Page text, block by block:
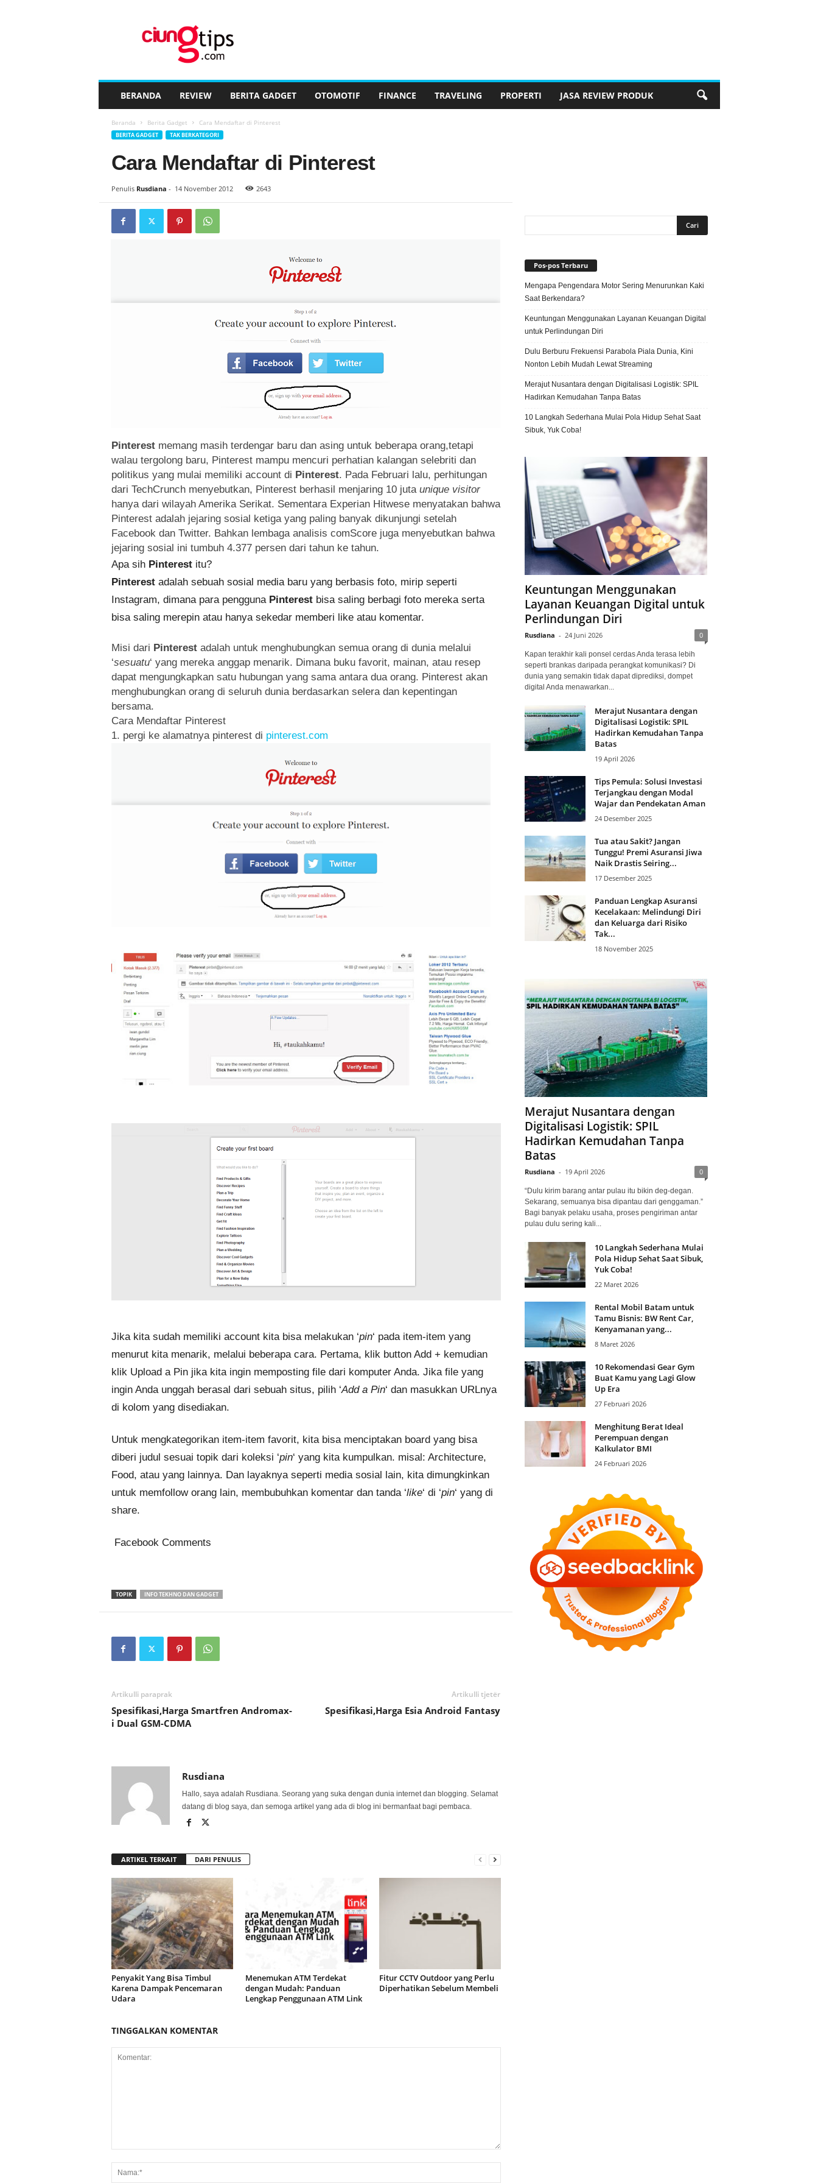
BERANDA REVIEW BERITA GADGET OTOMOTIF FINANCE TRAVELING PROPERTI JASA REVIEW PRODUK
Beranda Berita Gadget Cara Mendaftar di Pinterest
BERITA GADGET TAK BERKATEGORI
Cara Mendaftar di Pinterest
Penulis Rusdiana - 14 November 2012 2643
Pinterestmemang masih terdengar baru dan asing untuk beberapa orang,tetapi
walau tergolong baru, Pinterest mampu mencuri perhatian kalangan selebriti dan
politikus yang mulai memiliki account di Pinterest. Pada Februari lalu, perhitungan
dari TechCrunch menyebutkan, Pinterest berhasil menjaring 10 juta unique visitor
hanya dari wilayah Amerika Serikat. Sementara Experian Hitwese menyatakan bahwa
Pinterest adalah jejaring sosial ketiga yang paling banyak dikunjungi setelah
Facebook dan Twitter. Bahkan lembaga analisis comScore juga menyebutkan bahwa
jejaring sosial ini tumbuh 4.377 persen dari tahun ke tahun.
Apa sih Pinterestitu?
Pinterestadalah sebuah sosial media baru yang berbasis foto, mirip seperti
Instagram, dimana para pengguna Pinterestbisa saling berbagi foto mereka serta
bisa saling merepin atau hanya sekedar memberi like atau komentar.
Misi dari Pinterestadalah untuk menghubungkan semua orang di dunia melalui
‘sesuatu‘ yang mereka anggap menarik. Dimana buku favorit, mainan, atau resep
dapat mengungkapkan satu hubungan yang sama antara dua orang. Pinterest akan
menghubungkan orang di seluruh dunia berdasarkan selera dan kepentingan
bersama.
Cara Mendaftar Pinterest
1. pergi ke alamatnya pinterest di pinterest.com
Jika kita sudah memiliki account kita bisa melakukan ‘pin‘ pada item-item yang
menurut kita menarik, melalui beberapa cara. Pertama, klik button Add + kemudian
klik Upload a Pin jika kita ingin memposting file dari komputer Anda. Jika file yang
ingin Anda unggah berasal dari sebuah situs, pilih ‘Add a Pin‘ dan masukkan URLnya
di kolom yang disediakan.
Untuk mengkategorikan item-item favorit, kita bisa menciptakan board yang bisa
diberi judul sesuai topik dari koleksi ‘pin‘ yang kita kumpulkan. misal: Architecture,
Food, atau yang lainnya. Dan layaknya seperti media sosial lain, kita dimungkinkan
untuk memfollow orang lain, membubuhkan komentar dan tanda ‘like‘ di ‘pin‘ yang di
share.
Facebook Comments
TOPIK INFO TEKHNO DAN GADGET
Artikulli paraprak
Spesifikasi,Harga Smartfren Andromax-
i Dual GSM-CDMA
Artikulli tjetër
Spesifikasi,Harga Esia Android Fantasy
Rusdiana
Hallo, saya adalah Rusdiana. Seorang yang suka dengan dunia internet dan blogging. Selamat
datang di blog saya, dan semoga artikel yang ada di blog ini bermanfaat bagi pembaca.
ARTIKEL TERKAIT DARI PENULIS
Penyakit Yang Bisa Timbul
Karena Dampak Pencemaran
Udara
Menemukan ATM Terdekat
dengan Mudah: Panduan
Lengkap Penggunaan ATM Link
Fitur CCTV Outdoor yang Perlu
Diperhatikan Sebelum Membeli
TINGGALKAN KOMENTAR
Pos-pos Terbaru
Mengapa Pengendara Motor Sering Menurunkan Kaki
Saat Berkendara?
Keuntungan Menggunakan Layanan Keuangan Digital
untuk Perlindungan Diri
Dulu Berburu Frekuensi Parabola Piala Dunia, Kini
Nonton Lebih Mudah Lewat Streaming
Merajut Nusantara dengan Digitalisasi Logistik: SPIL
Hadirkan Kemudahan Tanpa Batas
10 Langkah Sederhana Mulai Pola Hidup Sehat Saat
Sibuk, Yuk Coba!
Keuntungan Menggunakan
Layanan Keuangan Digital untuk
Perlindungan Diri
Rusdiana - 24 Juni 2026 0
Kapan terakhir kali ponsel cerdas Anda terasa lebih
seperti brankas daripada perangkat komunikasi? Di
dunia yang semakin tidak dapat diprediksi, dompet
digital Anda menawarkan...
Merajut Nusantara dengan
Digitalisasi Logistik: SPIL
Hadirkan Kemudahan Tanpa
Batas
19 April 2026
Tips Pemula: Solusi Investasi
Terjangkau dengan Modal
Wajar dan Pendekatan Aman
24 Desember 2025
Tua atau Sakit? Jangan
Tunggu! Premi Asuransi Jiwa
Naik Drastis Seiring...
17 Desember 2025
Panduan Lengkap Asuransi
Kecelakaan: Melindungi Diri
dan Keluarga dari Risiko
Tak...
18 November 2025
Merajut Nusantara dengan
Digitalisasi Logistik: SPIL
Hadirkan Kemudahan Tanpa
Batas
Rusdiana - 19 April 2026 0
“Dulu kirim barang antar pulau itu bikin deg-degan.
Sekarang, semuanya bisa dipantau dari genggaman.”
Bagi banyak pelaku usaha, proses pengiriman antar
pulau dulu sering kali...
10 Langkah Sederhana Mulai
Pola Hidup Sehat Saat Sibuk,
Yuk Coba!
22 Maret 2026
Rental Mobil Batam untuk
Tamu Bisnis: BW Rent Car,
Kenyamanan yang...
8 Maret 2026
10 Rekomendasi Gear Gym
Buat Kamu yang Lagi Glow
Up Era
27 Februari 2026
Menghitung Berat Ideal
Perempuan dengan
Kalkulator BMI
24 Februari 2026